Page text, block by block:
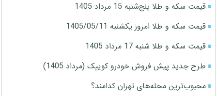
قیمت سکه و طلا پنج‌شنبه 15 مرداد 1405
قیمت سکه و طلا امروز یکشنبه 1405/05/11
قیمت سکه و طلا شنبه 17 مرداد 1405
طرح جدید پیش فروش خودرو کوییک (مرداد 1405)
محبوب‌ترین محله‌های تهران کدامند؟